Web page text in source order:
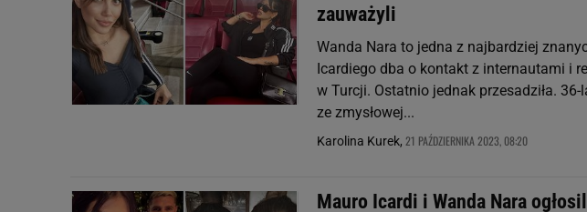
zauważyli
Wanda Nara to jedna z najbardziej
Icardiego dba o kontakt z internautami i
w Turcji. Ostatnio jednak przesadziła.
ze zmysłowej...
Karolina Kurek, 21 PAŹDZIERNIKA 2023, 08:20
Mauro Icardi i Wanda Nara